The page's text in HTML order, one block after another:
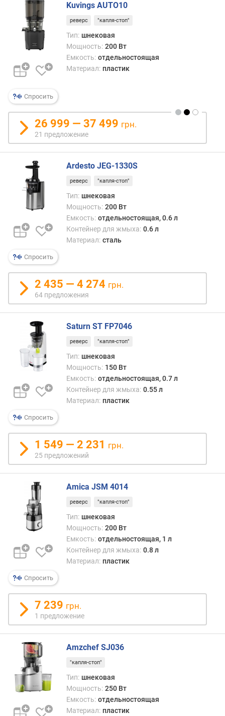
)
Спросить
Kuvings AUTO10
реверс "капля-стоп"
Тип: шнековая
Мощность: 200 Вт
Емкость: отдельностоящая
Материал: пластик
26 999 — 37 499 грн.
21 предложение
Спросить
Ardesto JEG-1330S
реверс "капля-стоп"
Тип: шнековая
Мощность: 200 Вт
Емкость: отдельностоящая, 0.6 л
Контейнер для жмыха: 0.6 л
Материал: сталь
2 435 — 4 274 грн.
64 предложения
Спросить
Saturn ST FP7046
реверс "капля-стоп"
Тип: шнековая
Мощность: 150 Вт
Емкость: отдельностоящая, 0.7 л
Контейнер для жмыха: 0.55 л
Материал: пластик
1 549 — 2 231 грн.
25 предложений
Спросить
Amica JSM 4014
реверс "капля-стоп"
Тип: шнековая
Мощность: 200 Вт
Емкость: отдельностоящая, 1 л
Контейнер для жмыха: 0.8 л
Материал: пластик
7 239 грн.
1 предложение
Amzchef SJ036
"капля-стоп"
Тип: шнековая
Мощность: 250 Вт
Емкость: отдельностоящая
Материал: пластик